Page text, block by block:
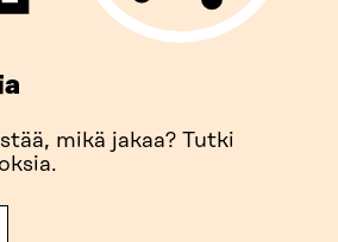
mikä jakaa? Tutki